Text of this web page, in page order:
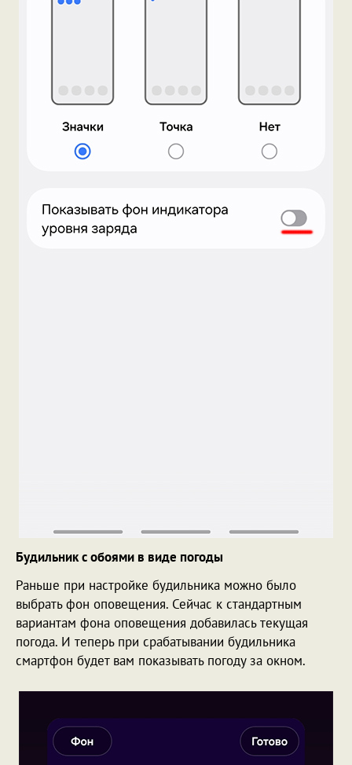
Будильник с обоями в виде погоды
Раньше при настройке будильника можно было
выбрать фон оповещения. Сейчас к стандартным
вариантам фона оповещения добавилась текущая
погода. И теперь при срабатывании будильника
смартфон будет вам показывать погоду за окном.